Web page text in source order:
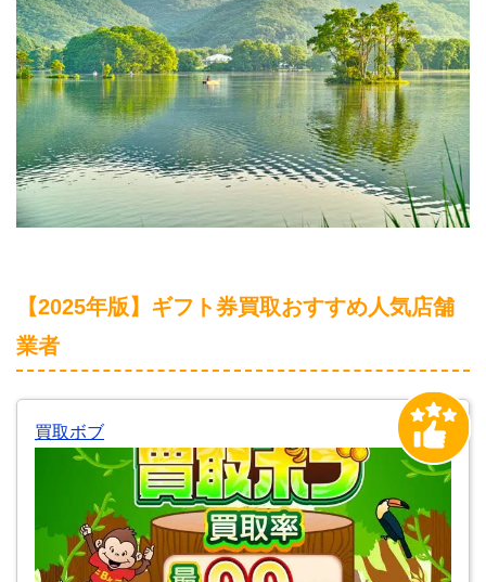
【2025年版】ギフト券買取おすすめ人気店舗
業者
買取ボブ